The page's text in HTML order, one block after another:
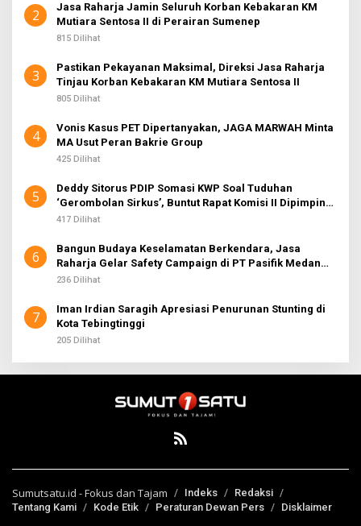
2
Jasa Raharja Jamin Seluruh Korban Kebakaran KM
Mutiara Sentosa II di Perairan Sumenep
815 Dilihat
3
Pastikan Pekayanan Maksimal, Direksi Jasa Raharja
Tinjau Korban Kebakaran KM Mutiara Sentosa II
805 Dilihat
4
Vonis Kasus PET Dipertanyakan, JAGA MARWAH Minta
MA Usut Peran Bakrie Group
425 Dilihat
5
Deddy Sitorus PDIP Somasi KWP Soal Tuduhan
‘Gerombolan Sirkus’, Buntut Rapat Komisi II Dipimpin
Sufmi Dasco Ahmad
417 Dilihat
6
Bangun Budaya Keselamatan Berkendara, Jasa
Raharja Gelar Safety Campaign di PT Pasifik Medan
Industri
236 Dilihat
7
Iman Irdian Saragih Apresiasi Penurunan Stunting di
Kota Tebingtinggi
205 Dilihat
Sumutsatu.id - Fokus dan Tajam Indeks
Redaksi
Tentang Kami
Kode Etik Peraturan Dewan Pers Disklaimer